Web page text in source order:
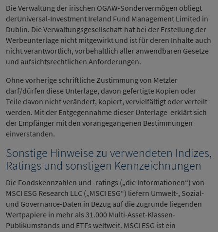
Die Verwaltung der irischen OGAW-Sondervermögen obliegt
derUniversal-Investment Ireland Fund Management Limited in
Dublin. Die Verwaltungsgesellschaft hat bei der Erstellung der
Werbeunterlage nicht mitgewirkt und ist für deren Inhalte auch
nicht verantwortlich, vorbehaltlich aller anwendbaren Gesetze
und aufsichtsrechtlichen Anforderungen.
Ohne vorherige schriftliche Zustimmung von Metzler
darf/dürfen diese Unterlage, davon gefertigte Kopien oder
Teile davon nicht verändert, kopiert, vervielfältigt oder verteilt
werden. Mit der Entgegennahme dieser Unterlage erklärt sich
der Empfänger mit den vorangegangenen Bestimmungen
einverstanden.
Sonstige Hinweise zu verwendeten Indizes,
Ratings und sonstigen Kennzeichnungen
Die Fondskennzahlen und -ratings („die Informationen“) von
MSCI ESG Research LLC („MSCI ESG“) liefern Umwelt-, Sozial-
und Governance-Daten in Bezug auf die zugrunde liegenden
Wertpapiere in mehr als 31.000 Multi-Asset-Klassen-
Publikumsfonds und ETFs weltweit. MSCI ESG ist ein